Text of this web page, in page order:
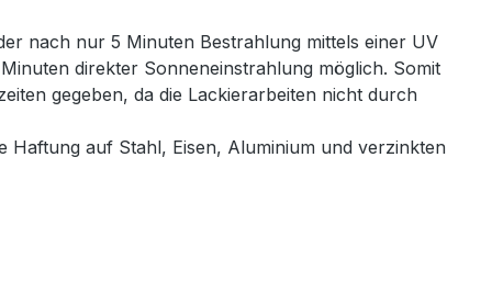
nach nur 5 Minuten Bestrahlung mittels einer UV
direkter Sonneneinstrahlung möglich. Somit
gegeben, da die Lackierarbeiten nicht durch
Haftung auf Stahl, Eisen, Aluminium und verzinkten